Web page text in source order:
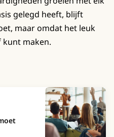
gelegd heeft, blijft
maar omdat het leuk
kunt maken.